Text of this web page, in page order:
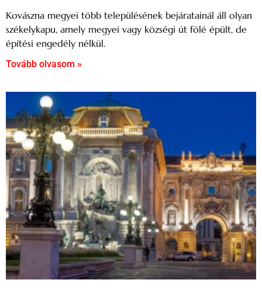
Kovászna megyei több településének bejáratainál áll olyan
székelykapu, amely megyei vagy községi út fölé épült, de
építési engedély nélkül.
Tovább olvasom »